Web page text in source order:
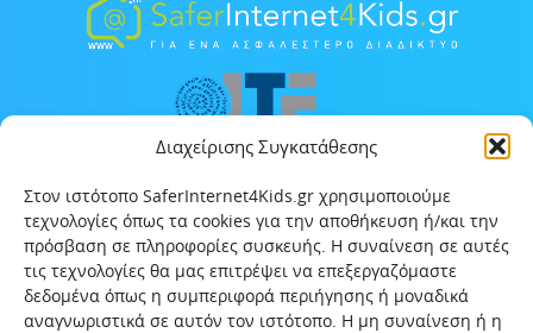
Διαχείρισης Συγκατάθεσης
Στον ιστότοπο SaferInternet4Kids.gr χρησιμοποιούμε
τεχνολογίες όπως τα cookies για την αποθήκευση ή/και την
πρόσβαση σε πληροφορίες συσκευής. Η συναίνεση σε αυτές
τις τεχνολογίες θα μας επιτρέψει να επεξεργαζόμαστε
δεδομένα όπως η συμπεριφορά περιήγησης ή μοναδικά
αναγνωριστικά σε αυτόν τον ιστότοπο. Η μη συναίνεση ή η